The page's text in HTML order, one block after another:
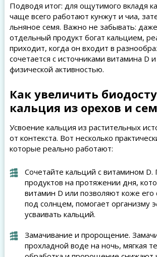
Подводя итог: для ощутимого вкладя
чаще всего работают кунжут и чиа,
льняное семя. Важно не забывать:
отдельный продукт богат кальцием,
приходит, когда он входит в
сочетается с источниками витамина D
физической активностью.
Как увеличить
кальция из орехов и
Усвоение кальция из растительных
от контекста. Вот несколько
которые реально работают:
Сочетайте кальций с витамином
продуктов на протяжении дня,
витамин D или позволяют коже его
под солнцем, помогает организму
усваивать кальций.
Замачивание и пророщение.
прохладной воде на ночь, мягкая